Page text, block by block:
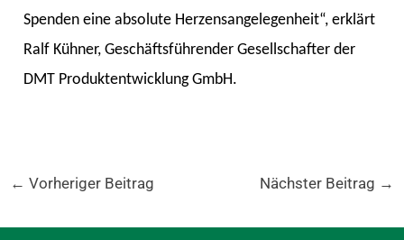
Spenden eine absolute Herzensangelegenheit“, erklärt
Ralf Kühner, Geschäftsführender Gesellschafter der
DMT Produktentwicklung GmbH.
← Vorheriger Beitrag Nächster Beitrag →